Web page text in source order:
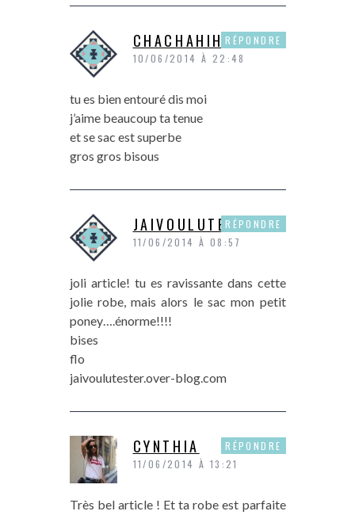
CHACHAHIHI
10/06/2014 À 22:48
tu es bien entouré dis moi
j’aime beaucoup ta tenue
et se sac est superbe
gros gros bisous
RÉPONDRE
JAIVOULUTESTER
11/06/2014 À 08:57
joli article! tu es ravissante dans cette
jolie robe, mais alors le sac mon petit
poney….énorme!!!!
bises
flo
jaivoulutester.over-blog.com
RÉPONDRE
CYNTHIA
11/06/2014 À 13:21
Très bel article ! Et ta robe est parfaite
RÉPONDRE